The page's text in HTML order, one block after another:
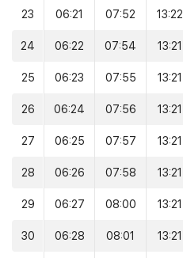
23 06:21 07:52 13:22
24 06:22 07:54 13:21
25 06:23 07:55 13:21
26 06:24 07:56 13:21
27 06:25 07:57 13:21
28 06:26 07:58 13:21
29 06:27 08:00 13:21
30 06:28 08:01 13:21